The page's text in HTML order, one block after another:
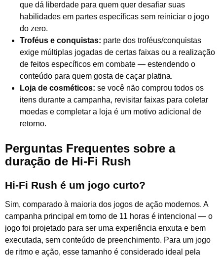
que dá liberdade para quem quer desafiar suas
habilidades em partes específicas sem reiniciar o jogo
do zero.
Troféus e conquistas: parte dos troféus/conquistas
exige múltiplas jogadas de certas faixas ou a realização
de feitos específicos em combate — estendendo o
conteúdo para quem gosta de caçar platina.
Loja de cosméticos: se você não comprou todos os
itens durante a campanha, revisitar faixas para coletar
moedas e completar a loja é um motivo adicional de
retorno.
Perguntas Frequentes sobre a
duração de Hi-Fi Rush
Hi-Fi Rush é um jogo curto?
Sim, comparado à maioria dos jogos de ação modernos. A
campanha principal em torno de 11 horas é intencional — o
jogo foi projetado para ser uma experiência enxuta e bem
executada, sem conteúdo de preenchimento. Para um jogo
de ritmo e ação, esse tamanho é considerado ideal pela